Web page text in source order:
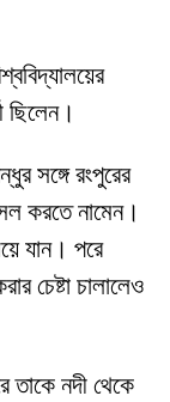
ছিলেন।
সঙ্গে রংপুরের
করতে নামেন।
যান। পরে
চেষ্টা চালালেও
তাকে নদী থেকে